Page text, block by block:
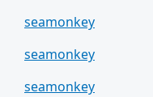
seamonkey
seamonkey
seamonkey